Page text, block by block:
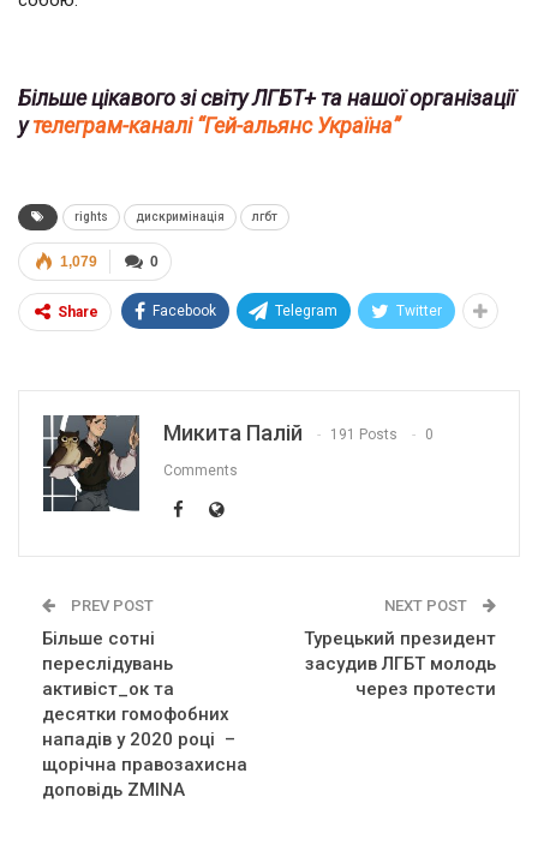
Більше цікавого зі світу ЛГБТ+ та нашої організації
утелеграм-каналі “Гей-альянс Україна”
rights дискримінація лгбт
0
1,079
Share Facebook Telegram Twitter
Микита Палій 191 Posts 0
Comments
PREV POST
Більше сотні
переслідувань
активіст_ок та
десятки гомофобних
нападів у 2020 році –
щорічна правозахисна
доповідь ZMINA
NEXT POST
Турецький президент
засудив ЛГБТ молодь
через протести